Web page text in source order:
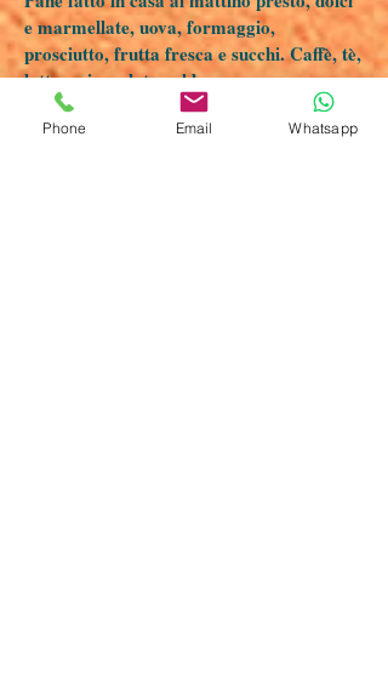
e marmellate, uova, formaggio,
prosciutto, frutta fresca e succhi. Caffè, tè,
latte o cioccolata calda.
Tisana fresca, raccolta nel nostro orto
biologico naturale.
Phone Email Whatsapp